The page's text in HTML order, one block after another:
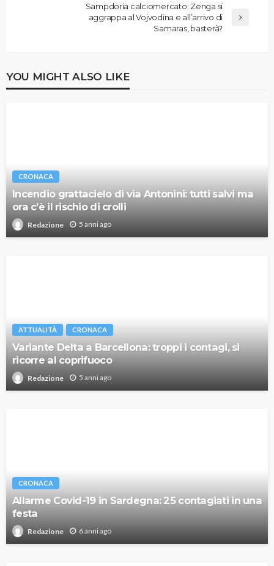
Sampdoria calciomercato: Zenga si
aggrappa al Vojvodina e all’arrivo di
Samaras, basterà?
YOU MIGHT ALSO LIKE
CRONACA
Incendio grattacielo di via Antonini: tutti salvi ma
ora c’è il rischio di crolli
Redazione 5 anni ago
ATTUALITÀ CRONACA
Variante Delta a Barcellona: troppi i contagi, si
ricorre al coprifuoco
Redazione 5 anni ago
CRONACA
Allarme Covid-19 in Sardegna: 25 contagiati in una
festa
Redazione 6 anni ago